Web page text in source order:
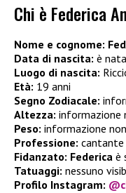
Chi è Federica
Nome e cognome:
Data di nascita: è
Luogo di nascita:
Età: 19 anni
Segno Zodiacale:
Altezza: informazione
Peso: informazione
Professione: cantante
Fidanzato: Federica è
Tatuaggi: nessuno
Profilo Instagram: